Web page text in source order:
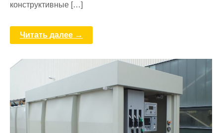
конструктивные […]
Читать далее →